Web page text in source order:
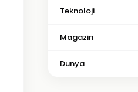
Teknoloji
Magazin
Dunya